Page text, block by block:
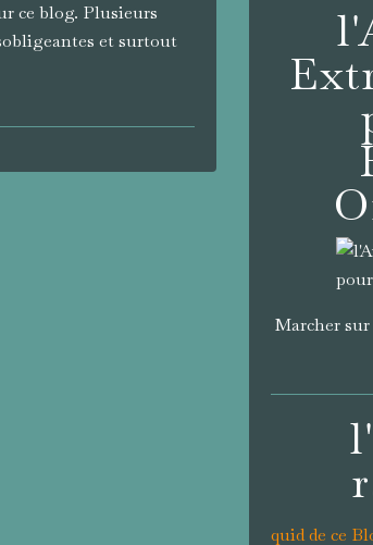
ce blog. Plusieurs
et surtout
Marcher
quid de ce